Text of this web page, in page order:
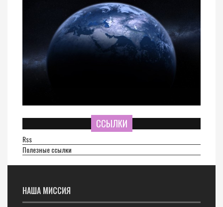
ССЫЛКИ
Rss
Полезные ссылки
НАША МИССИЯ